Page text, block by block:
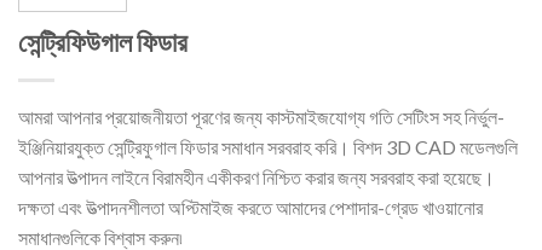
সেন্ট্রিফিউগাল ফিডার
আমরা আপনার প্রয়োজনীয়তা পূরণের জন্য কাস্টমাইজযোগ্য গতি সেটিংস সহ নির্ভুল-
ইঞ্জিনিয়ারযুক্ত সেন্ট্রিফুগাল ফিডার সমাধান সরবরাহ করি। বিশদ 3D CAD মডেলগুলি
আপনার উত্পাদন লাইনে বিরামহীন একীকরণ নিশ্চিত করার জন্য সরবরাহ করা হয়েছে।
দক্ষতা এবং উত্পাদনশীলতা অপ্টিমাইজ করতে আমাদের পেশাদার-গ্রেড খাওয়ানোর
সমাধানগুলিকে বিশ্বাস করুন৷